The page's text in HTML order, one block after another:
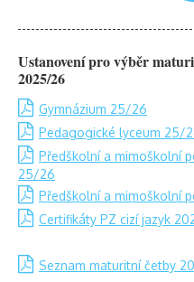
Ustanovení pro výběr
2025/26
Gymnázium 25/26
Pedagogické lyceum 25/
Předškolní a mimoškolní
25/26
Předškolní a mimoškolní
Certifikáty PZ cizí jazyk
Seznam maturitní četby